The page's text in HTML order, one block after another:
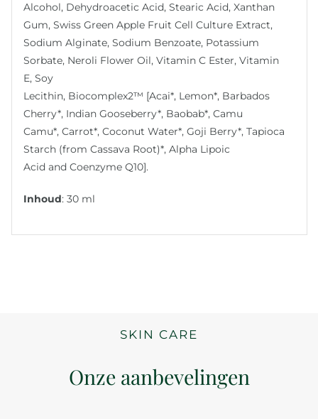
Alcohol, Dehydroacetic Acid, Stearic Acid, Xanthan
Gum, Swiss Green Apple Fruit Cell Culture Extract,
Sodium Alginate, Sodium Benzoate, Potassium
Sorbate, Neroli Flower Oil, Vitamin C Ester, Vitamin
E, Soy
Lecithin, Biocomplex2™ [Acai*, Lemon*, Barbados
Cherry*, Indian Gooseberry*, Baobab*, Camu
Camu*, Carrot*, Coconut Water*, Goji Berry*, Tapioca
Starch (from Cassava Root)*, Alpha Lipoic
Acid and Coenzyme Q10].
Inhoud: 30 ml
SKIN CARE
Onze aanbevelingen